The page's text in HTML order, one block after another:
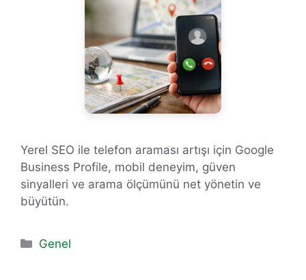
Yerel SEO ile telefon araması artışı için Google
Business Profile, mobil deneyim, güven
sinyalleri ve arama ölçümünü net yönetin ve
büyütün.
Kategoriler
Genel